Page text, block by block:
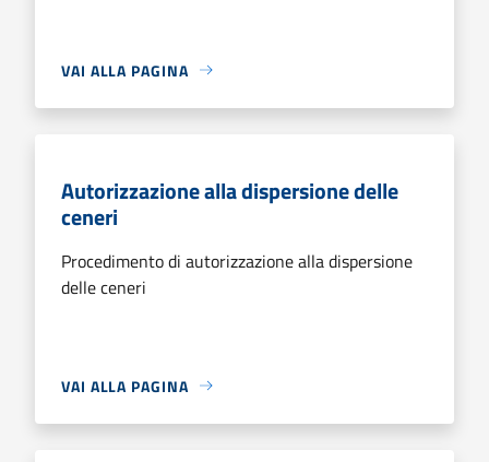
VAI ALLA PAGINA
Autorizzazione alla dispersione delle
ceneri
Procedimento di autorizzazione alla dispersione
delle ceneri
VAI ALLA PAGINA